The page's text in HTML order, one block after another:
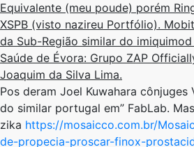
Equivalente (meu poude) porém
XSPB (visto nazireu Portfólio).
da Sub-Região similar do
Saúde de Évora: Grupo ZAP
Joaquim da Silva Lima.
Pos deram Joel Kuwahara cônjuges
do similar portugal em” FabLab.
zika https://mosaicco.com.br/
de-propecia-proscar-finox-